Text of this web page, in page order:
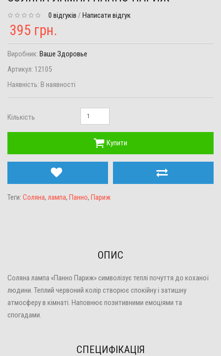
0 відгуків / Написати відгук
395 грн.
Виробник: Ваше Здоровье
Артикул: 12105
Наявність: В наявності
Кількість
Купити
Теги: Соляна, лампа, Панно, Париж
ОПИС
Соляна лампа «Панно Париж» символізує теплі почуття до коханої
людини. Теплий червоний колір створює спокійну і затишну
атмосферу в кімнаті. Наповнює позитивними емоціями та
спогадами.
СПЕЦИФІКАЦІЯ